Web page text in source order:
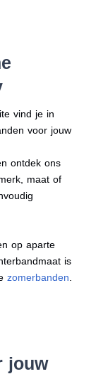
vind je in
voor jouw
ontdek ons
maat of
op aparte
is
zomerbanden
jouw